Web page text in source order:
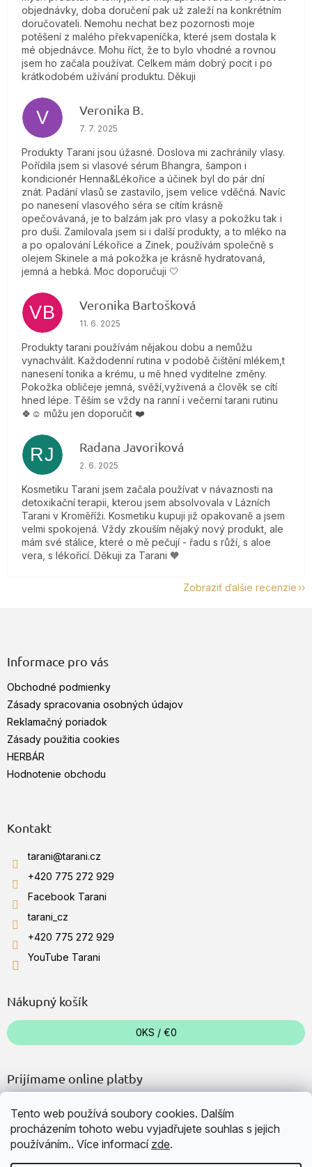
Tento web používá soubory cookies. Dalším
procházením tohoto webu vyjadřujete souhlas s jejich
používáním.. Více informací zde.
objednávky, doba doručení pak už zaleží na konkrétním
doručovateli. Nemohu nechat bez pozornosti moje
potěšení z malého překvapeníčka, které jsem dostala k
mé objednávce. Mohu říct, že to bylo vhodné a rovnou
jsem ho začala používat. Celkem mám dobrý pocit i po
krátkodobém užívání produktu. Děkuji
V Veronika B.
Hodnotenie obchodu je 5 z 5 hviezdičiek.
7. 7. 2025
Produkty Tarani jsou úžasné. Doslova mi zachránily vlasy.
Pořídila jsem si vlasové sérum Bhangra, šampon i
kondicionér Henna&Lékořice a účinek byl do pár dní
znát. Padání vlasů se zastavilo, jsem velice vděčná. Navíc
po nanesení vlasového séra se cítím krásně
opečovávaná, je to balzám jak pro vlasy a pokožku tak i
pro duši. Zamilovala jsem si i další produkty, a to mléko na
a po opalování Lékořice a Zinek, používám společně s
olejem Skinele a má pokožka je krásně hydratovaná,
jemná a hebká. Moc doporučuji 🤍
VB Veronika Bartošková
Hodnotenie obchodu je 5 z 5 hviezdičiek.
11. 6. 2025
Produkty tarani používám nějakou dobu a nemůžu
vynachválit. Každodenní rutina v podobě čištění mlékem,t
nanesení tonika a krému, u mě hned vyditelne změny.
Pokožka obličeje jemná, svěží,vyživená a člověk se cítí
hned lépe. Těším se vždy na ranní i večerní tarani rutinu
🍀☺️ můžu jen doporučit ❤️
RJ Radana Javoriková
Hodnotenie obchodu je 5 z 5 hviezdičiek.
2. 6. 2025
Kosmetiku Tarani jsem začala používat v návaznosti na
detoxikační terapii, kterou jsem absolvovala v Lázních
Tarani v Kroměříži. Kosmetiku kupuji již opakovaně a jsem
velmi spokojená. Vždy zkouším nějaký nový produkt, ale
mám své stálice, které o mě pečují - řadu s růží, s aloe
vera, s lékořicí. Děkuji za Tarani 🧡
Zobraziť ďalšie recenzie
Informace pro vás
Obchodné podmienky
Zásady spracovania osobných údajov
Reklamačný poriadok
Zásady použitia cookies
HERBÁR
Hodnotenie obchodu
Kontakt
tarani@tarani.cz
+420 775 272 929
Facebook Tarani
tarani_cz
+420 775 272 929
YouTube Tarani
Nákupný košík
0KS / €0
Prijímame online platby